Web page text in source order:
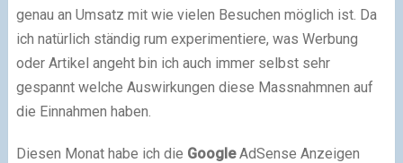
genau an Umsatz mit wie vielen Besuchen möglich ist. Da
ich natürlich ständig rum experimentiere, was Werbung
oder Artikel angeht bin ich auch immer selbst sehr
gespannt welche Auswirkungen diese Massnahmnen auf
die Einnahmen haben.
Diesen Monat habe ich die GoogleAdSense Anzeigen